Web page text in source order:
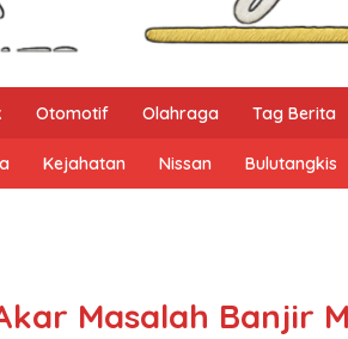
Otomotif Olahraga Tag Berita
Kejahatan Nissan Bulutangkis
Masalah Banjir